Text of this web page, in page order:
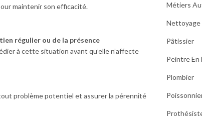
maintenir son efficacité.
régulier ou de la présence
à cette situation avant qu’elle n’affecte
problème potentiel et assurer la pérennité
Métiers
Nettoyage
Pâtissier
Peintre En
Plombier